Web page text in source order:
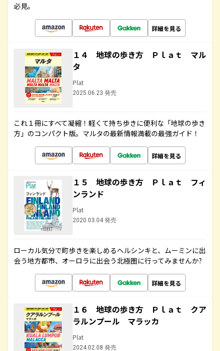
必見。
詳細を見る
１４ 地球の歩き方 Ｐｌａｔ マル
タ
Plat
2025.06.23 発売
これ１冊にすべて凝縮！軽くて持ち歩きに便利な「地球の歩き
方」のコンパクト版。マルタの最新情報満載の最強ガイド！
詳細を見る
１５ 地球の歩き方 Ｐｌａｔ フィ
ンランド
Plat
2020.03.04 発売
ローカル気分で町歩きを楽しめるヘルシンキと、ムーミンに出
会う地方都市、オーロラに出会う北極圏に行ってみませんか?
詳細を見る
１６ 地球の歩き方 Ｐｌａｔ クア
ラルンプール マラッカ
Plat
2024.02.08 発売